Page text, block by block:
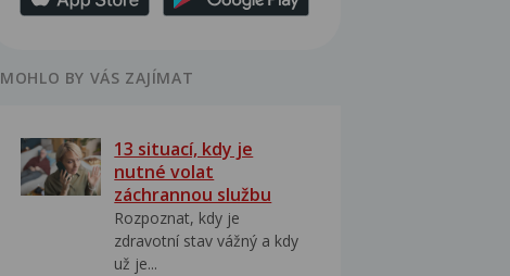
MOHLO BY VÁS ZAJÍMAT
13 situací, kdy je
nutné volat
záchrannou službu
Rozpoznat, kdy je
zdravotní stav vážný a kdy
už je...